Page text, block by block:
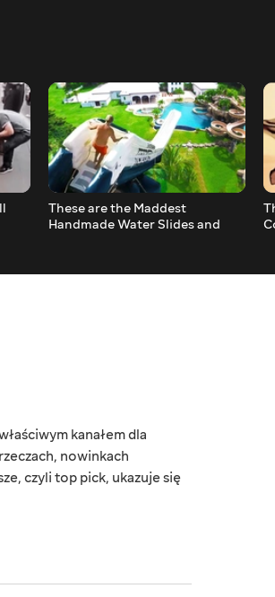
These are the Maddest
Handmade Water Slides and
kanałem dla
nowinkach
czyli top pick, ukazuje się